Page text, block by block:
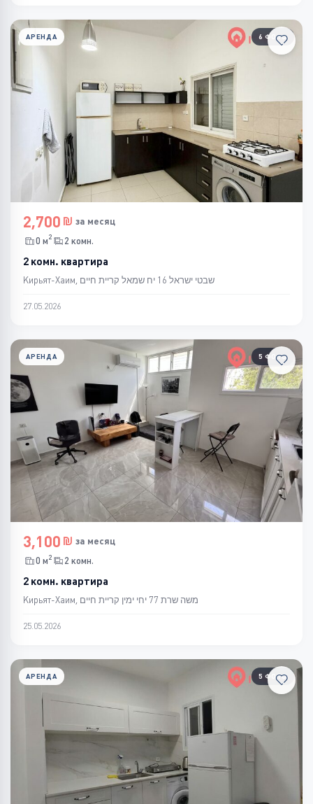
6 ФОТО
АРЕНДА
2,700
за месяц
0 м2 2 комн.
2 комн. квартира
Кирьят-Хаим, שבטי ישראל 16 יח שמאל קריית חיים
27.05.2026
5 ФОТО
АРЕНДА
3,100
за месяц
0 м2 2 комн.
2 комн. квартира
Кирьят-Хаим, משה שרת 77 יחי ימין קריית חיים
25.05.2026
5 ФОТО
АРЕНДА